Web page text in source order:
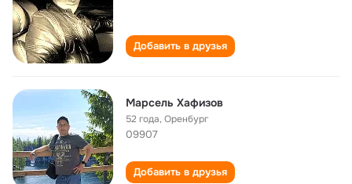
Добавить в друзья
Марсель Хафизов
52 года,Оренбург
09907
Добавить в друзья